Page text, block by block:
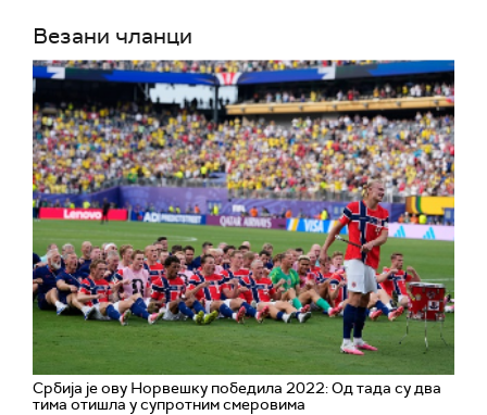
Везани чланци
Србија је ову Норвешку победила 2022: Од тада су два
тима отишла у супротним смеровима